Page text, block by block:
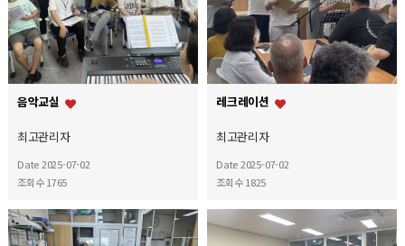
음악교실
최고관리자
Date 2025-07-02
조회수 1765
레크레이션
최고관리자
Date 2025-07-02
조회수 1825